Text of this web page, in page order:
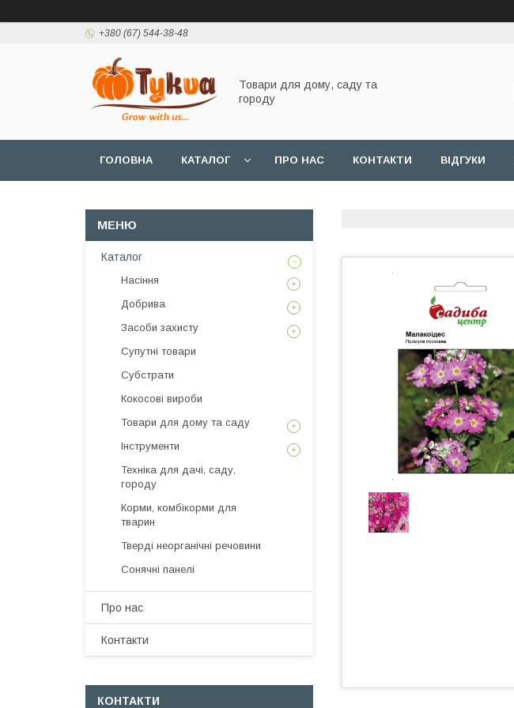
+380 (67) 544-38-48
Товари для дому, саду та
городу
ГОЛОВНА КАТАЛОГ ПРО НАС КОНТАКТИ ВІДГУКИ
Каталог
Насіння
Добрива
Засоби захисту
Супутні товари
Субстрати
Кокосові вироби
Товари для дому та саду
Інструменти
Техніка для дачі, саду,
городу
Корми, комбікорми для
тварин
Тверді неорганічні речовини
Сонячні панелі
Про нас
Контакти
КОНТАКТИ